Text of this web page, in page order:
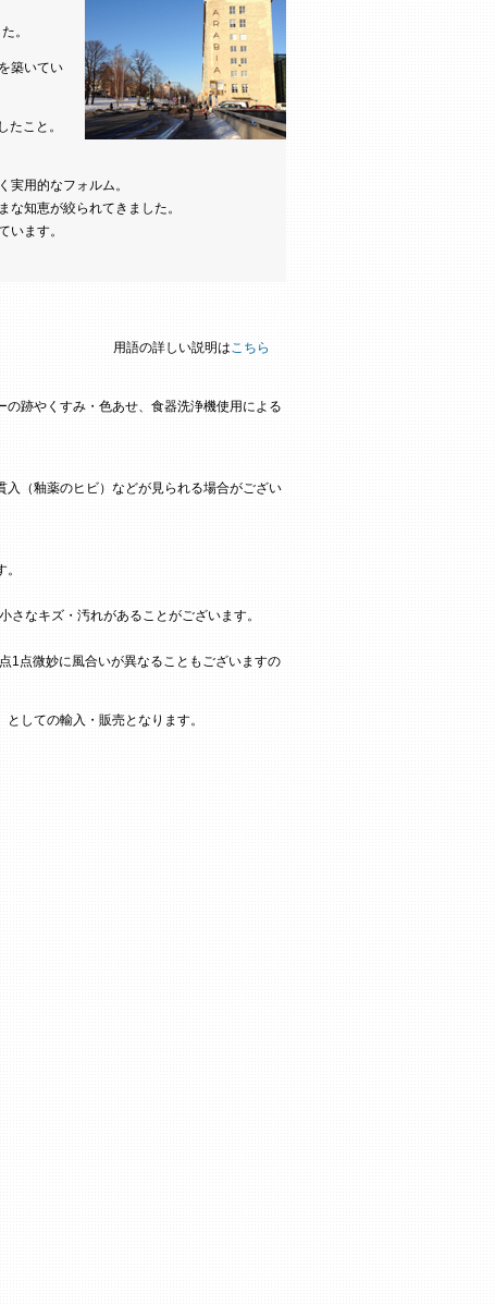
。
築いてい
こと。
用的なフォルム。
知恵が絞られてきました。
います。
用語の詳しい説明はこちら
跡やくすみ・色あせ、食器洗浄機使用による
（釉薬のヒビ）などが見られる場合がござい
さなキズ・汚れがあることがございます。
1点微妙に風合いが異なることもございますの
しての輸入・販売となります。